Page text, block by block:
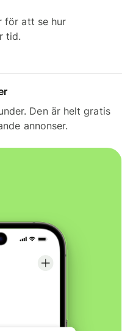
för att se hur
tid.
Den är helt gratis
annonser.